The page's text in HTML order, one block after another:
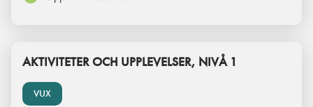
VUX
AKTIVITETER OCH UPPLEVELSER, NIVÅ 1